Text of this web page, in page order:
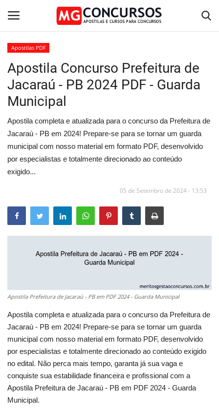
Home
Apostilas PDF
Apostila Impressa
Cursos Online
Combo Apostilas
Apostilas PDF
Apostila Concurso Prefeitura de
Jacaraú - PB 2024 PDF - Guarda
Municipal
Apostila completa e atualizada para o concurso da Prefeitura de
Jacaraú - PB em 2024! Prepare-se para se tornar um guarda
municipal com nosso material em formato PDF, desenvolvido
por especialistas e totalmente direcionado ao conteúdo
exigido...
05 de Setembro de 2024 - 13:53
Apostila Prefeitura de Jacaraú - PB em PDF 2024 - Guarda Municipal
Apostila completa e atualizada para o concurso da Prefeitura de
Jacaraú - PB em 2024! Prepare-se para se tornar um guarda
municipal com nosso material em formato PDF, desenvolvido
por especialistas e totalmente direcionado ao conteúdo exigido
no edital. Não perca mais tempo, garanta já sua vaga e
conquiste sua estabilidade financeira e profissional com a
Apostila Prefeitura de Jacaraú - PB em PDF 2024 - Guarda
Municipal.